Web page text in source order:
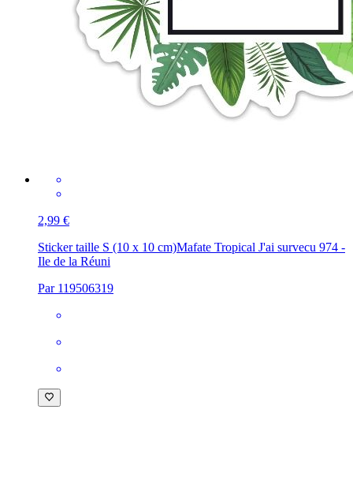
2,99 €
Sticker taille S (10 x 10 cm)Mafate Tropical J'ai survecu 974 -
Ile de la Réuni
Par 119506319